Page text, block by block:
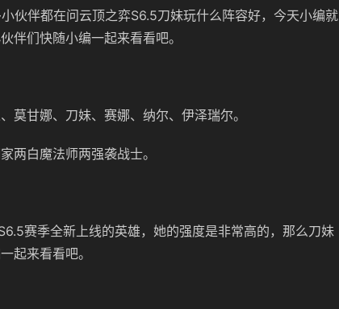
伙伴都在问云顶之弈S6.5刀妹玩什么阵容好，今天小编就
伴们快随小编一起来看看吧。
莫甘娜、刀妹、赛娜、纳尔、伊泽瑞尔。
两白魔法师两强袭战士。
赛季全新上线的英雄，她的强度是非常高的，那么刀妹
起来看看吧。